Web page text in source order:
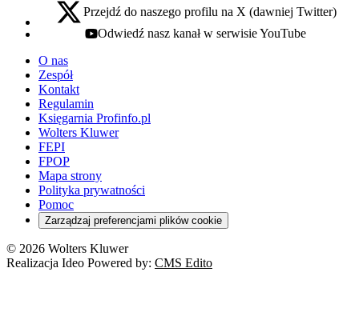
x - otwiera się w nowej karcie
Przejdź do naszego profilu na X (dawniej Twitter)
youtube - otwiera się w nowej karcie
Odwiedź nasz kanał w serwisie YouTube
O nas
Zespół
Kontakt
Regulamin
Księgarnia Profinfo.pl
Wolters Kluwer
FEPI
FPOP
Mapa strony
Polityka prywatności
Pomoc
Zarządzaj preferencjami plików cookie
© 2026 Wolters Kluwer
Realizacja Ideo Powered by: CMS Edito